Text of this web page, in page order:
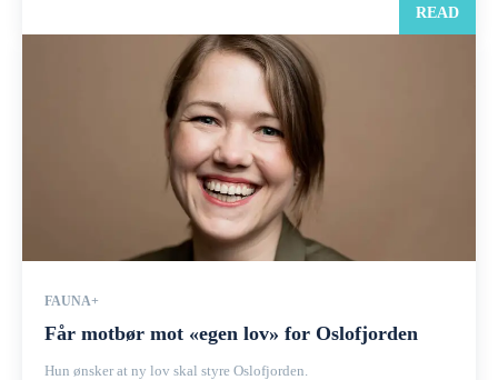
READ
FAUNA+
Får motbør mot «egen lov» for Oslofjorden
Hun ønsker at ny lov skal styre Oslofjorden.